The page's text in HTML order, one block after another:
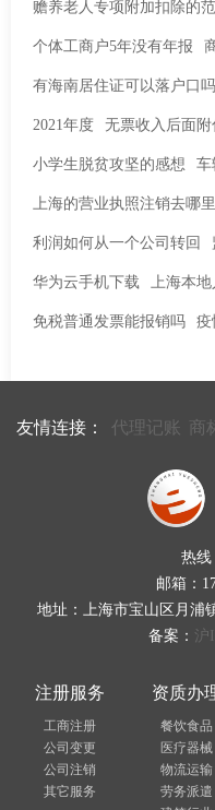
赡养老人专项附加扣除的
个体工商户5年没有年报
有海南居住证可以落户口吗
2021年度 无票收入后面
小学生脱贫攻坚的感想 车
上海的营业执照注销去哪
利润如何从一个公司转回
华为云手机下载 上海本
免税普通发票能报销吗 疫
友情连接： 代理记账 商
热线
邮箱：
地址：上海市宝山区月浦
备案： 沪
注册服务
工商注册
公司变更
公司注销
其它服务
资质办
餐饮食品
医疗器械
物流运输
劳务派遣